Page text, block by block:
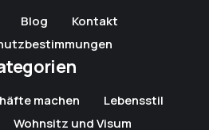
Blog
Kontakt
machen
Lebensstil
Wohnsitz und Visum